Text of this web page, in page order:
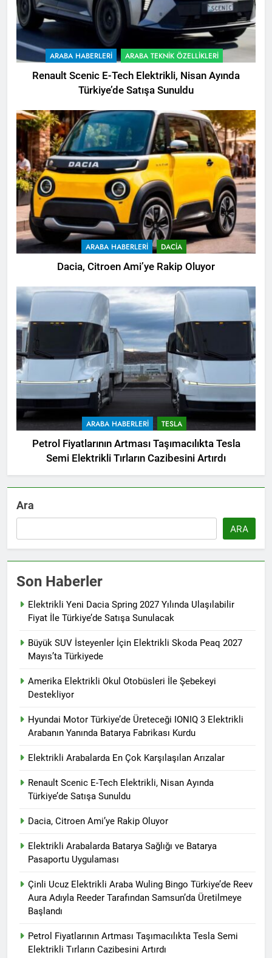
ARABA HABERLERI ARABA TEKNIK ÖZELLIKLERI
Renault Scenic E-Tech Elektrikli, Nisan Ayında
Türkiye’de Satışa Sunuldu
ARABA HABERLERI DACIA
Dacia, Citroen Ami’ye Rakip Oluyor
ARABA HABERLERI TESLA
Petrol Fiyatlarının Artması Taşımacılıkta Tesla
Semi Elektrikli Tırların Cazibesini Artırdı
Ara
ARA
Son Haberler
Elektrikli Yeni Dacia Spring 2027 Yılında Ulaşılabilir
Fiyat İle Türkiye’de Satışa Sunulacak
Büyük SUV İsteyenler İçin Elektrikli Skoda Peaq 2027
Mayıs’ta Türkiyede
Amerika Elektrikli Okul Otobüsleri İle Şebekeyi
Destekliyor
Hyundai Motor Türkiye’de Üreteceği IONIQ 3 Elektrikli
Arabanın Yanında Batarya Fabrikası Kurdu
Elektrikli Arabalarda En Çok Karşılaşılan Arızalar
Renault Scenic E-Tech Elektrikli, Nisan Ayında
Türkiye’de Satışa Sunuldu
Dacia, Citroen Ami’ye Rakip Oluyor
Elektrikli Arabalarda Batarya Sağlığı ve Batarya
Pasaportu Uygulaması
Çinli Ucuz Elektrikli Araba Wuling Bingo Türkiye’de Reev
Aura Adıyla Reeder Tarafından Samsun’da Üretilmeye
Başlandı
Petrol Fiyatlarının Artması Taşımacılıkta Tesla Semi
Elektrikli Tırların Cazibesini Artırdı